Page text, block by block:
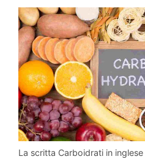
La scritta Carboidrati in